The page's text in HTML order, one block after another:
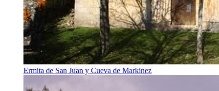
Ermita de San Juan y Cueva de Markinez